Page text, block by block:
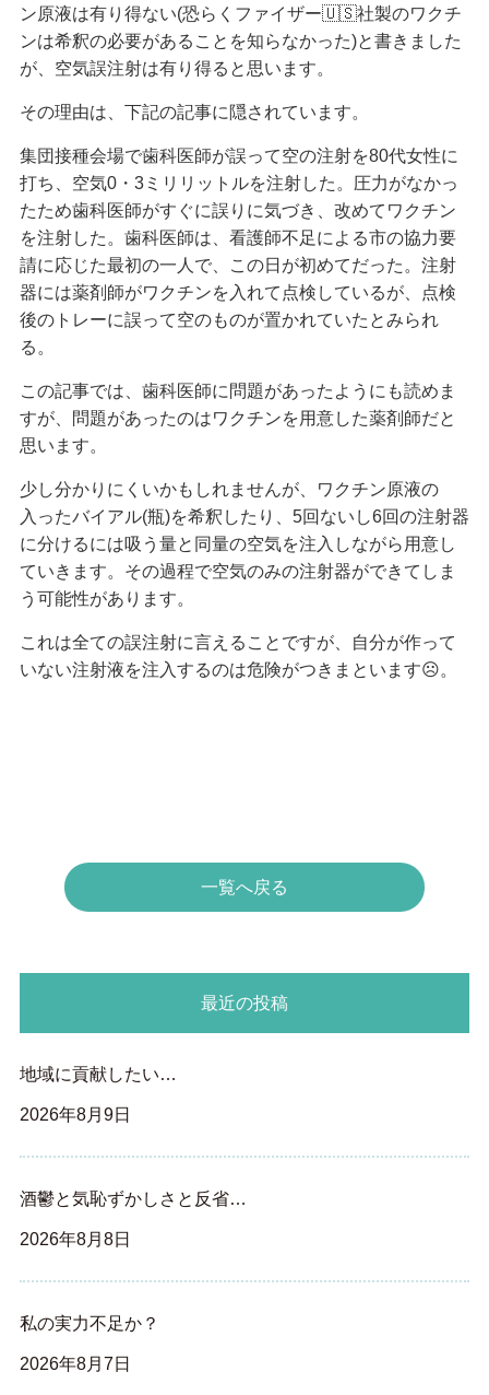
ン原液は有り得ない(恐らくファイザー🇺🇸社製のワクチ
ンは希釈の必要があることを知らなかった)と書きました
が、空気誤注射は有り得ると思います。
その理由は、下記の記事に隠されています。
集団接種会場で歯科医師が誤って空の注射を80代女性に
打ち、空気0・3ミリリットルを注射した。圧力がなかっ
たため歯科医師がすぐに誤りに気づき、改めてワクチン
を注射した。歯科医師は、看護師不足による市の協力要
請に応じた最初の一人で、この日が初めてだった。注射
器には薬剤師がワクチンを入れて点検しているが、点検
後のトレーに誤って空のものが置かれていたとみられ
る。
この記事では、歯科医師に問題があったようにも読めま
すが、問題があったのはワクチンを用意した薬剤師だと
思います。
少し分かりにくいかもしれませんが、ワクチン原液の
入ったバイアル(瓶)を希釈したり、5回ないし6回の注射器
に分けるには吸う量と同量の空気を注入しながら用意し
ていきます。その過程で空気のみの注射器ができてしま
う可能性があります。
これは全ての誤注射に言えることですが、自分が作って
いない注射液を注入するのは危険がつきまといます☹️。
一覧へ戻る
最近の投稿
地域に貢献したい…
2026年8月9日
酒鬱と気恥ずかしさと反省…
2026年8月8日
私の実力不足か？
2026年8月7日